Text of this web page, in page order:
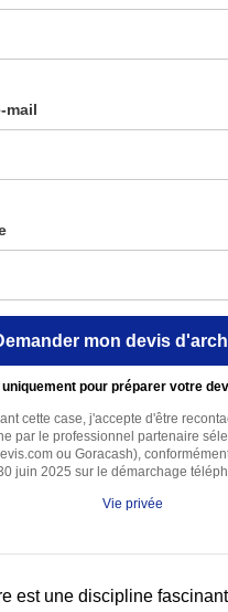
mon devis
pour préparer votre
cette case, j'accepte d'être
par le professionnel partenaire
ou Goracash),
juin 2025 sur le démarchage
Vie privée
est une discipline